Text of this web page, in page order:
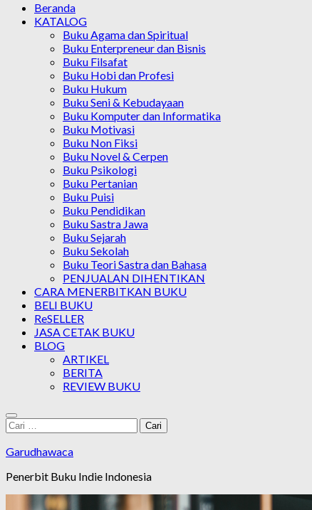
Beranda
KATALOG
Buku Agama dan Spiritual
Buku Enterpreneur dan Bisnis
Buku Filsafat
Buku Hobi dan Profesi
Buku Hukum
Buku Seni & Kebudayaan
Buku Komputer dan Informatika
Buku Motivasi
Buku Non Fiksi
Buku Novel & Cerpen
Buku Psikologi
Buku Pertanian
Buku Puisi
Buku Pendidikan
Buku Sastra Jawa
Buku Sejarah
Buku Sekolah
Buku Teori Sastra dan Bahasa
PENJUALAN DIHENTIKAN
CARA MENERBITKAN BUKU
BELI BUKU
ReSELLER
JASA CETAK BUKU
BLOG
ARTIKEL
BERITA
REVIEW BUKU
Cari
untuk:
Garudhawaca
Penerbit Buku Indie Indonesia